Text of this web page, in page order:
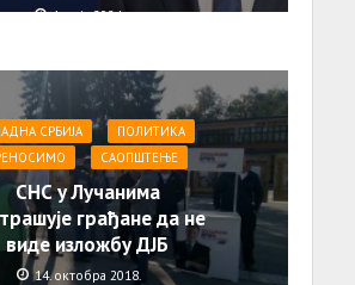
1. маја 2024.
СРБИЈА
ПОЛИТИКА
САОПШТЕЊE
СНС у Лучанима
грађане да не
виде изложбу ДЈБ
14. октобра 2018.